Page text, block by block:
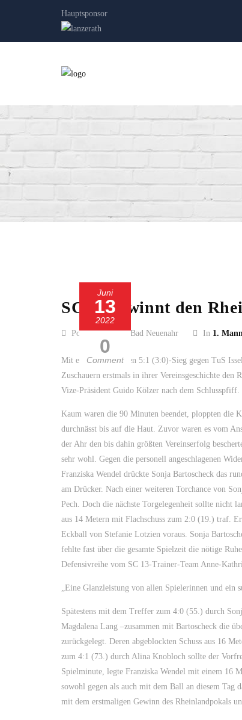
Hauptsponsor
Juni
13
2022
0
Comment
SC 13 gewinnt den
Posted by SC 13 Bad Neuenahr In 1.
Mit einem souveränen 5:1 (3:0)-Sieg gegen TuS
Zuschauern erstmals in ihrer Vereinsgeschichte
Vize-Präsident Guido Kölzer nach dem Schlusspfiff.
Kaum waren die 90 Minuten beendet, ploppten die
durchnässt bis auf die Haut. Zuvor waren es vom
der Ahr den bis dahin größten Vereinserfolg
sehr wohl. Gegen die personell angeschlagenen
Franziska Wendel drückte Sonja Bartoscheck das
am Drücker. Nach einer weiteren Torchance von
Pech. Doch die nächste Torgelegenheit sollte nicht
aus 14 Metern mit Flachschuss zum 2:0 (19.) traf.
Eckball von Stefanie Lotzien voraus. Sonja
fehlte fast über die gesamte Spielzeit die nötige
Defensivreihe vom SC 13-Trainer-Team Anne-
„Eine Glanzleistung von allen Spielerinnen und ein
Spätestens mit dem Treffer zum 4:0 (55.) durch
Magdalena Lang –zusammen mit Bartoscheck die
zurückgelegt. Deren abgeblockten Schuss aus 16
zum 4:1 (73.) durch Alina Knobloch sollte der
Spielminute, legte Franziska Wendel mit einem 16
sowohl gegen als auch mit dem Ball an diesem Tag
mit dem erstmaligen Gewinn des Rheinlandpokals